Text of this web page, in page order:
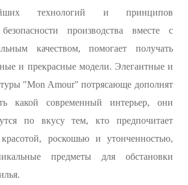
технологий и принципов
безопасности производства вместе с
качеством, помогает получать
и прекрасные модели. Элегантные и
"Mon Amour" потрясающе дополнят
какой современный интерьер, они
по вкусу тем, кто предпочитает
роскошью и утонченностью,
предметы для обстановки